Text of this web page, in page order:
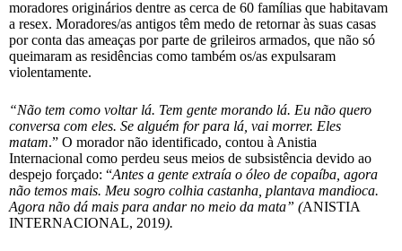
moradores originários dentre as cerca de 60 famílias que habitavam
a resex. Moradores/as antigos têm medo de retornar às suas casas
por conta das ameaças por parte de grileiros armados, que não só
queimaram as residências como também os/as expulsaram
violentamente.
“Não tem como voltar lá. Tem gente morando lá. Eu não quero
conversa com eles. Se alguém for para lá, vai morrer. Eles
matam.” O morador não identificado, contou à Anistia
Internacional como perdeu seus meios de subsistência devido ao
despejo forçado: “Antes a gente extraía o óleo de copaíba, agora
não temos mais. Meu sogro colhia castanha, plantava mandioca.
Agora não dá mais para andar no meio da mata” (ANISTIA
INTERNACIONAL, 2019).